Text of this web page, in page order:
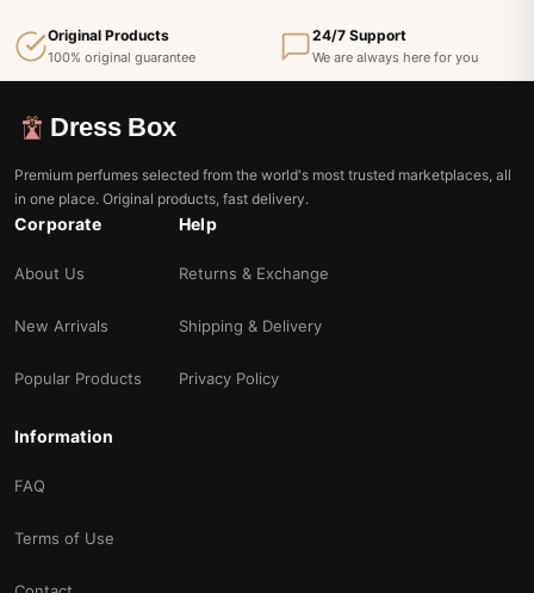
Original Products
100% original guarantee
24/7 Support
We are always here for you
Dress Box
Premium perfumes selected from the world's most trusted marketplaces, all
in one place. Original products, fast delivery.
Corporate
About Us
New Arrivals
Popular Products
Help
Returns & Exchange
Shipping & Delivery
Privacy Policy
Information
FAQ
Terms of Use